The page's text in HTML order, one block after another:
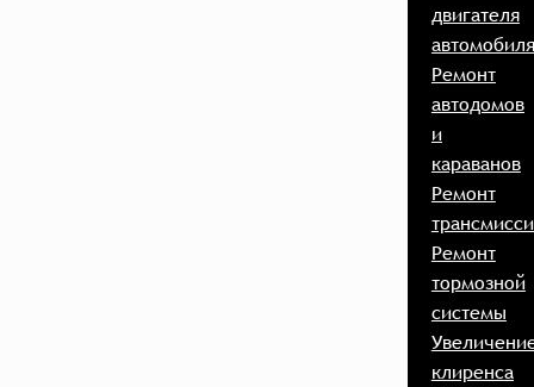
двигателя
автомобиля
Ремонт
автодомов
и
караванов
Ремонт
Ремонт
тормозной
системы
клиренса